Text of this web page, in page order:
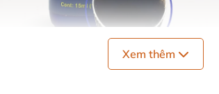
Xem thêm